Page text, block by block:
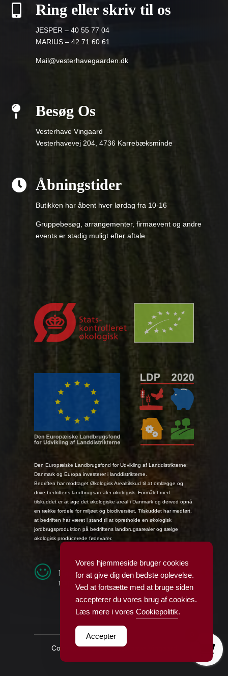
 Ring eller skriv til os
JESPER – 40 55 77 04
MARIUS – 42 71 60 61
Mail@vesterhavegaarden.dk
 Besøg Os
Vesterhave Vingaard
Vesterhavevej 204, 4736 Karrebæksminde
 Åbningstider
Butikken har åbent hver lørdag fra 10-16
Gruppebesøg, arrangementer, firmaevent og andre
events er stadig muligt efter aftale
Den Europæiske Landbrugsfond for Udvikling af Landdistrikterne:
Danmark og Europa investerer i landdistrikterne.
Bedriften har modtaget Økologisk Arealtilskud til at omlægge og
drive bedriftens landbrugsarealer økologisk. Formålet med
tilskuddet er at øge det økologiske areal i Danmark og derved opnå
en række fordele for miljøet og biodiversitet. Tilskuddet har medført,
at bedriften har været i stand til at opretholde en økologisk
jordbrugsproduktion på bedriftens landbrugsarealer og sælge
økologisk producerede fødevarer.
Fødevarestyrelsens smiley-
rapporter
Copyright © 2026 Vesterhave Vingaard
Vores hjemmeside bruger cookies
for at give dig den bedste oplevelse.
Ved at fortsætte med at bruge siden
accepterer du vores brug af cookies.
Læs mere i vores Cookiepolitik.
Accepter